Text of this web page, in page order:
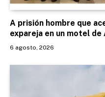
A prisión hombre que
expareja en un motel de
6 agosto, 2026